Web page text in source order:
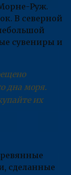
Руж.
В северной
сувениры и
дна моря.
их
сделанные